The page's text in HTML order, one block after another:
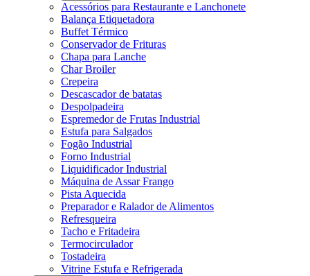
Acessórios para Restaurante e Lanchonete
Balança Etiquetadora
Buffet Térmico
Conservador de Frituras
Chapa para Lanche
Char Broiler
Crepeira
Descascador de batatas
Despolpadeira
Espremedor de Frutas Industrial
Estufa para Salgados
Fogão Industrial
Forno Industrial
Liquidificador Industrial
Máquina de Assar Frango
Pista Aquecida
Preparador e Ralador de Alimentos
Refresqueira
Tacho e Fritadeira
Termocirculador
Tostadeira
Vitrine Estufa e Refrigerada